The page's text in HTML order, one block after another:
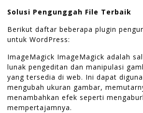
Solusi Pengunggah File Terbaik
Berikut daftar beberapa plugin
untuk WordPress:
ImageMagick ImageMagick adalah
lunak pengeditan dan manipulasi
yang tersedia di web. Ini dapat
mengubah ukuran gambar,
menambahkan efek seperti
mempertajamnya.